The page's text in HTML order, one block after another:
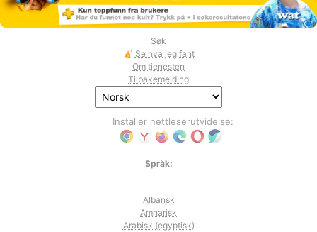
Søk
Se hva jeg fant
Om tjenesten
Tilbakemelding
Installer nettleserutvidelse:
Språk:
Albansk
Amharisk
Arabisk (egyptisk)